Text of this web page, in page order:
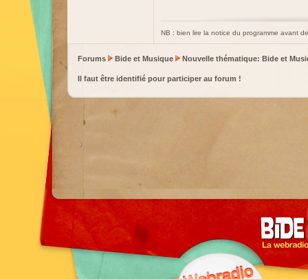
NB : bien lire la notice du programme avant
Forums Bide et Musique Nouvelle thématique: Bide et
Il faut être identifié pour participer au forum !